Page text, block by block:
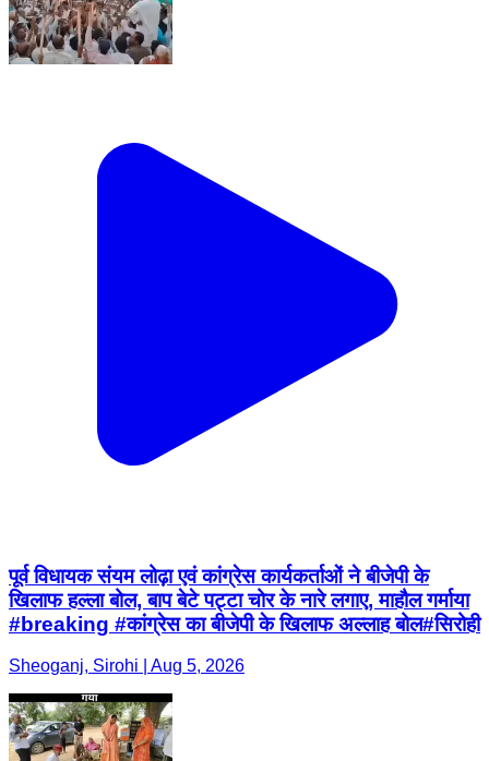
पूर्व विधायक संयम लोढ़ा एवं कांग्रेस कार्यकर्ताओं ने बीजेपी के
खिलाफ हल्ला बोल, बाप बेटे पट्टा चोर के नारे लगाए, माहौल गर्माया
#breaking #कांग्रेस का बीजेपी के खिलाफ अल्लाह बोल#सिरोही
Sheoganj, Sirohi | Aug 5, 2026